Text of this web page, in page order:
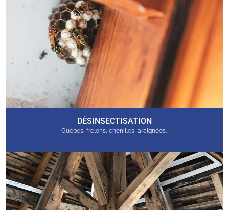
DÉSINSECTISATION
Guêpes, frelons, chenilles, araignées…